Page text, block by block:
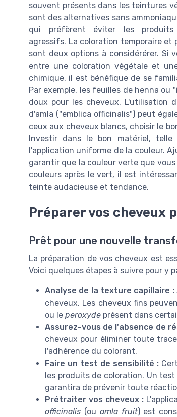
souvent présents dans les teintures
sont des alternatives sans
qui préfèrent éviter les produits
agressifs. La coloration temporaire et
sont deux options à considérérer. Si
entre une coloration végétale et
chimique, il est bénéfique de se
Par exemple, les feuilles de henna
doux pour les cheveux. L'utilisation
d'amla ("emblica officinalis") peut
ceux aux cheveux blancs, choisir le
Investir dans le bon matériel,
l'application uniforme de la couleur.
garantir que la couleur verte que
couleurs après le vert, il est
teinte audacieuse et tendance.
Préparer vos cheveux
Prêt pour une nouvelle
La préparation de vos cheveux est
Voici quelques étapes à suivre pour y
Analyse de la texture capillaire :
cheveux. Les cheveux fins
ou le peroxyde présent dans
Assurez-vous de l'absence de
cheveux pour éliminer toute
l'adhérence du colorant.
Faire un test de sensibilité :
les produits de coloration. Un test
garantira de prévenir toute
Prétraiter vos cheveux :
officinalis (ou amla fruit) est